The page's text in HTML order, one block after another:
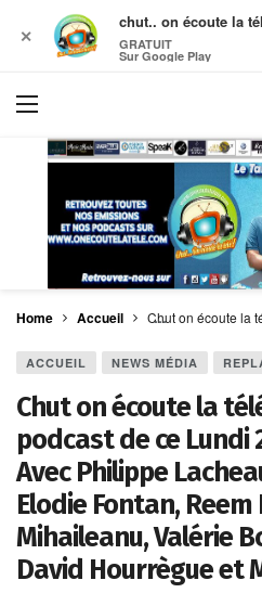
Home Accueil Chut on écoute la
ACCUEIL NEWS MÉDIA
Chut on écoute la
podcast de ce Lundi
Avec Philippe
Elodie Fontan, Reem
Mihaileanu, Valérie
David Hourrègue et
✕
chut.. on écoute la
GRATUIT
Sur Google Play